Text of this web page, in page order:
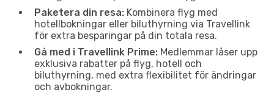
Paketera din resa: Kombinera flyg med
hotellbokningar eller biluthyrning via Travellink
för extra besparingar på din totala resa.
Gå med i Travellink Prime: Medlemmar låser upp
exklusiva rabatter på flyg, hotell och
biluthyrning, med extra flexibilitet för ändringar
och avbokningar.